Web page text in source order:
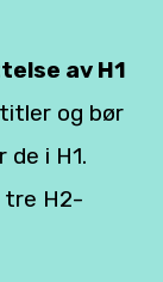
av H1
og bør
de i H1.
tre H2-